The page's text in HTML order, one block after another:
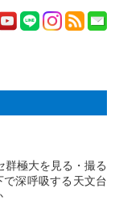
群極大を見る・撮る
深呼吸する天文台